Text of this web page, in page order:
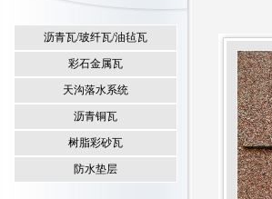
沥青瓦/玻纤瓦/油毡瓦
彩石金属瓦
天沟落水系统
沥青铜瓦
树脂彩砂瓦
防水垫层